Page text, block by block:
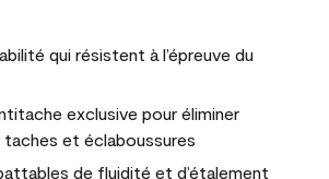
qui résistent à l’épreuve du
exclusive pour éliminer
et éclaboussures
de fluidité et d’étalement